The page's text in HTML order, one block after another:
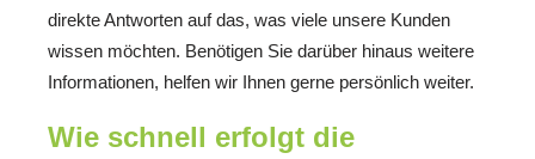
direkte Antworten auf das, was viele unsere Kunden
wissen möchten. Benötigen Sie darüber hinaus weitere
Informationen, helfen wir Ihnen gerne persönlich weiter.
Wie schnell erfolgt die